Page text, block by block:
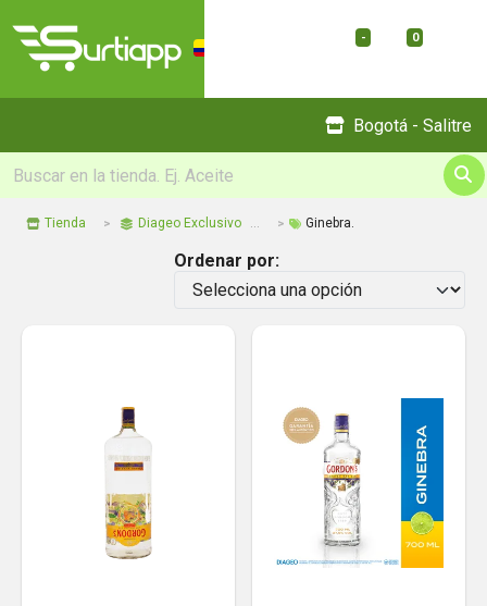
- 0
Bogotá - Salitre
Tienda Diageo Exclusivo Ginebra.
Ordenar por: